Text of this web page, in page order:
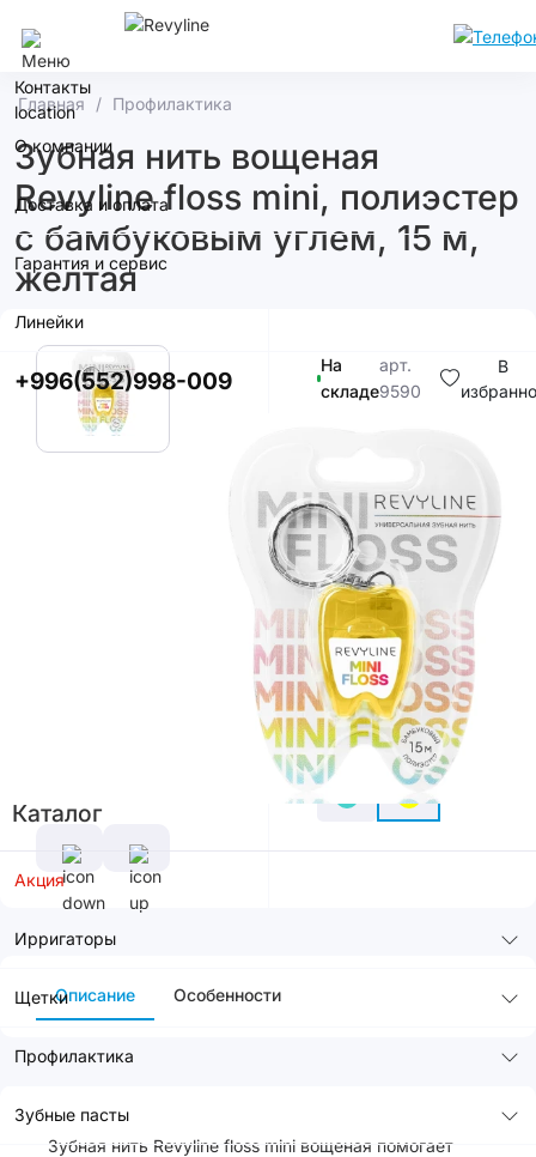
Контакты
О компании
Доставка и оплата
Гарантия и сервис
Линейки
+996(552)998-009
Каталог
Акция
Ирригаторы
Щетки
Профилактика
Зубные пасты
Главная Профилактика
Зубная нить вощеная
Revyline floss mini, полиэстер
с бамбуковым углем, 15 м,
желтая
На
складе
арт.
9590
В
В корзину
Цвет
Описание Особенности
Зубная нить Revyline floss mini вощеная помогает